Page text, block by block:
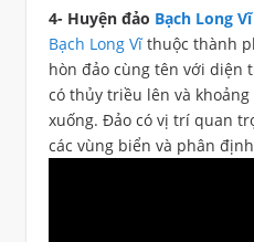
4- Huyện đảo Bạch Long Vĩ
Bạch Long Vĩthuộc thành
hòn đảo cùng tên với diện
có thủy triều lên và
xuống. Đảo có vị trí quan
các vùng biển và phân